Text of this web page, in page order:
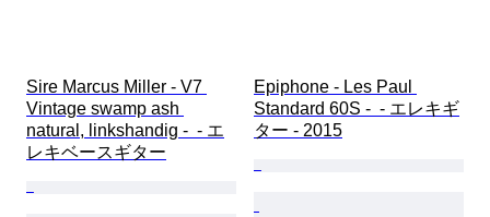
Sire Marcus Miller - V7
Vintage swamp ash
natural, linkshandig -  - エ
レキベースギター
Epiphone - Les Paul
Standard 60S -  - エレキギ
ター - 2015